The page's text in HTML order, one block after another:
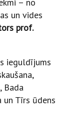
un vides
prof.
ieguldījums
Bada
un Tīrs ūdens